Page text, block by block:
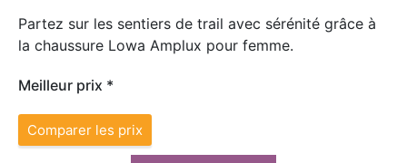
Partez sur les sentiers de trail avec sérénité grâce à
la chaussure Lowa Amplux pour femme.
Meilleur prix *
Comparer les prix